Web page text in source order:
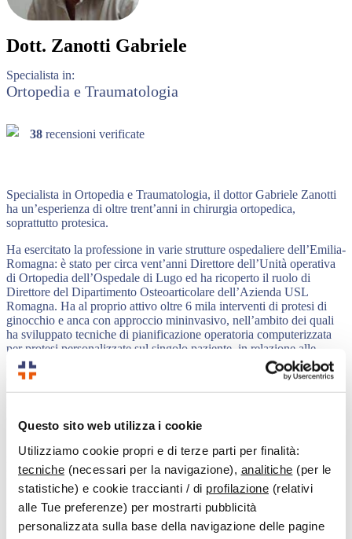
Questo sito web utilizza i cookie
Utilizziamo cookie propri e di terze parti per finalità:
tecniche (necessari per la navigazione), analitiche (per le
statistiche) e cookie traccianti / di profilazione (relativi
alle Tue preferenze) per mostrarti pubblicità
personalizzata sulla base della navigazione delle pagine
Dott. Zanotti Gabriele
Specialista in:
Ortopedia e Traumatologia
38 recensioni verificate
Specialista in Ortopedia e Traumatologia, il dottor Gabriele Zanotti
ha un’esperienza di oltre trent’anni in chirurgia ortopedica,
soprattutto protesica.
Ha esercitato la professione in varie strutture ospedaliere dell’Emilia-
Romagna: è stato per circa vent’anni Direttore dell’Unità operativa
di Ortopedia dell’Ospedale di Lugo ed ha ricoperto il ruolo di
Direttore del Dipartimento Osteoarticolare dell’Azienda USL
Romagna. Ha al proprio attivo oltre 6 mila interventi di protesi di
ginocchio e anca con approccio mininvasivo, nell’ambito dei quali
ha sviluppato tecniche di pianificazione operatoria computerizzata
per protesi personalizzate sul singolo paziente, in relazione alle
specifiche richieste funzionali e alle diverse patologie delle
articolazioni.
Si occupa anche di progetti di ricerca e studi clinici di gestione del
rischio per complicanze di tipo infettivo e di contenimento delle
perdite ematiche intraoperatorie.
A Villa Orchidee e Centro Medico Cervia effettua visite
specialistiche per patologie che interessano soprattutto anca e
ginocchio. Svolge l’attività chirurgica presso Villa Serena.